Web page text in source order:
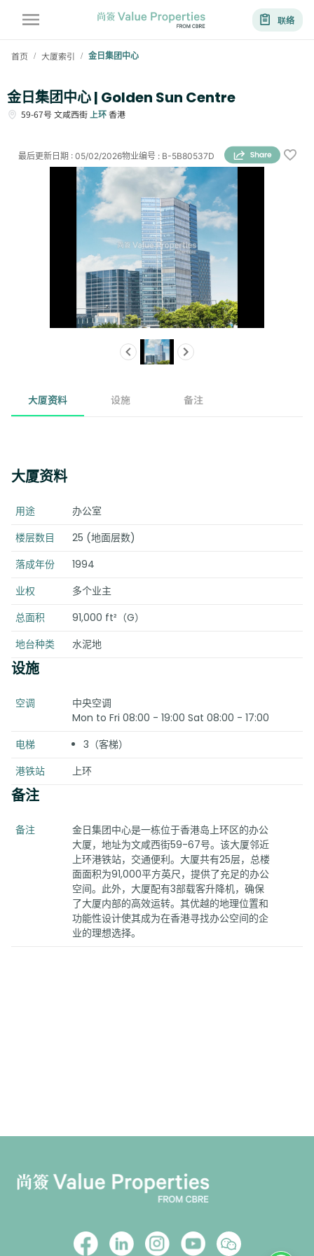
联络
首页 / 大厦索引 / 金日集团中心
金日集团中心 | Golden Sun Centre
59-67号 文咸西街 上环香港
物业编号 : B-5B80537D
最后更新日期 : 05/02/2026
大厦资料 设施 备注
大厦资料
用途
办公室
楼层数目
25 (地面层数)
落成年份
1994
业权
多个业主
总面积
91,000 ft²（G）
地台种类
水泥地
设施
空调
中央空调
Mon to Fri 08:00 - 19:00 Sat 08:00 - 17:00
电梯
3（客梯）
港铁站
上环
备注
备注
金日集团中心是一栋位于香港岛上环区的办公
大厦，地址为文咸西街59-67号。该大厦邻近
上环港铁站，交通便利。大厦共有25层，总楼
面面积为91,000平方英尺，提供了充足的办公
空间。此外，大厦配有3部载客升降机，确保
了大厦内部的高效运转。其优越的地理位置和
功能性设计使其成为在香港寻找办公空间的企
业的理想选择。